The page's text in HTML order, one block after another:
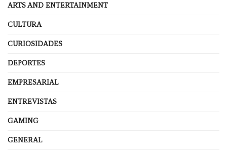
ARTS AND ENTERTAINMENT
CULTURA
CURIOSIDADES
DEPORTES
EMPRESARIAL
ENTREVISTAS
GAMING
GENERAL